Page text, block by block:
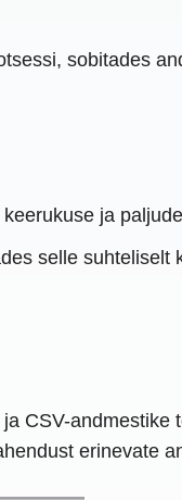
sobitades
ja
selle suhteliselt
CSV-andmestike
erinevate